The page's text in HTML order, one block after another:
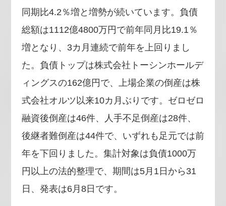
同期比4.2％増と増勢が続いています。負債
総額は1112億4800万円で前年同月比19.1％
増となり、3カ月連続で前年を上回りまし
た。負債トップは株式会社トーシンホールデ
ィングスの162億円で、上場企業の倒産は株
式会社オルツ以来10カ月ぶりです。ゼロゼロ
融資後倒産は46件、人手不足倒産は28件、
後継者難倒産は44件で、いずれも足元では前
年を下回りました。集計対象は負債1000万
円以上の法的整理で、期間は5月1日から31
日、発表は6月8日です。